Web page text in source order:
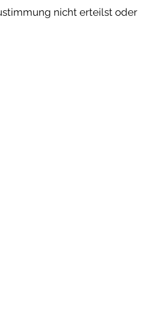
nicht erteilst oder